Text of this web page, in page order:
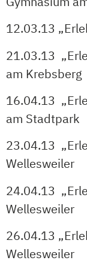
12.03.13
21.03.13
am Krebsberg
16.04.13
am Stadtpark
23.04.13
Wellesweiler
24.04.13
Wellesweiler
26.04.13
Wellesweiler